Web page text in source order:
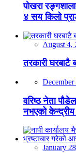
पोखरा
४ सय किलो
August 4,
तरकारी घरबाटै
वरिष्ठ नेता
नभएको
January